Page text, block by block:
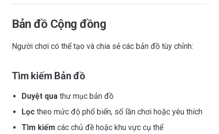
Bản đồ Cộng đồng
Người chơi có thể tạo và chia sẻ các bản đồ tùy chỉnh:
Tìm kiếm Bản đồ
Duyệt qua thư mục bản đồ
Lọc theo mức độ phổ biến, số lần chơi hoặc yêu thích
Tìm kiếm các chủ đề hoặc khu vực cụ thể